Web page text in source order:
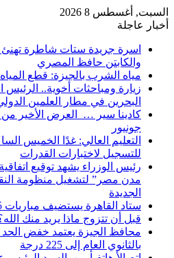
السبت, أغسطس 8 2026
أخبار عاجلة
اسرة جريدة ستات شاطرة تهنئ
والكابتن حافظ المصري
مياه الشرب بالجيزة: قطع
زيارة ومباحثات أخوية..
البحرين في مطار العلمين
كادينا سير … العرض الأخير
جونيور
التعليم العالي: غدًا الخميس
للتسجيل لاختبارات القدرات
رئيس الوزراء يشهد توقيع
مدن مصر” لتشغيل منظومة
الجديدة
ستاد القاهرة يستضيف مباريات 5 أندية في الدوري المصري
قبل أن تتزوج ماذا يريد منك
محافظ الجيزة يعتمد خفض الحد
بالثانوي العام إلى 225 درجة